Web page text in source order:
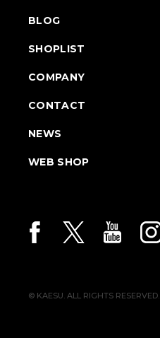
BLOG
SHOPLIST
COMPANY
CONTACT
NEWS
WEB SHOP
© KAESU. ALL RIGHTS RESERVED.